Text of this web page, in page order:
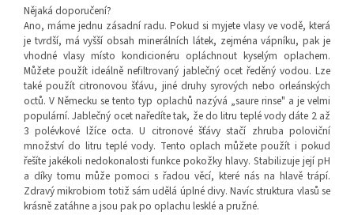
Nějaká doporučení?
Ano, máme jednu zásadní radu. Pokud si myjete vlasy ve vodě, která
je tvrdší, má vyšší obsah minerálních látek, zejména vápníku, pak je
vhodné vlasy místo kondicionéru opláchnout kyselým oplachem.
Můžete použít ideálně nefiltrovaný jablečný ocet ředěný vodou. Lze
také použít citronovou šťávu, jiné druhy syrových nebo orleánských
octů. V Německu se tento typ oplachů nazývá „saure rinse" a je velmi
populární. Jablečný ocet naředíte tak, že do litru teplé vody dáte 2 až
3 polévkové lžíce octa. U citronové šťávy stačí zhruba poloviční
množství do litru teplé vody. Tento oplach můžete použít i pokud
řešíte jakékoli nedokonalosti funkce pokožky hlavy. Stabilizuje její pH
a díky tomu může pomoci s řadou věcí, které nás na hlavě trápí.
Zdravý mikrobiom totiž sám udělá úplné divy. Navíc struktura vlasů se
krásně zatáhne a jsou pak po oplachu lesklé a pružné.